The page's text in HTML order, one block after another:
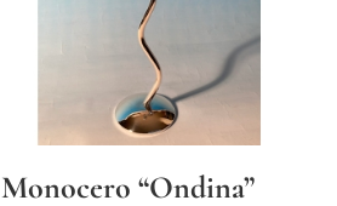
Monocero “Ondina”